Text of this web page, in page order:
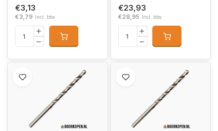
€3,13
€3,79 Incl. btw
€23,93
€28,95 Incl. btw